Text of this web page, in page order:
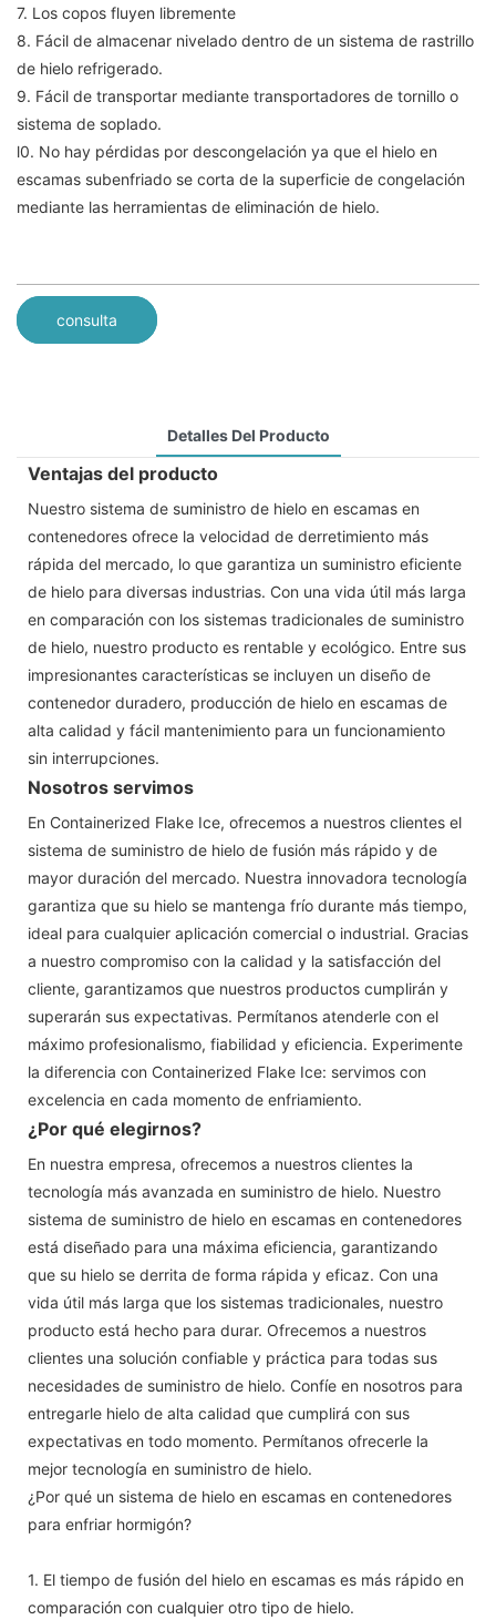
7. Los copos fluyen libremente
8. Fácil de almacenar nivelado dentro de un sistema de rastrillo
de hielo refrigerado.
9. Fácil de transportar mediante transportadores de tornillo o
sistema de soplado.
l0. No hay pérdidas por descongelación ya que el hielo en
escamas subenfriado se corta de la superficie de congelación
mediante las herramientas de eliminación de hielo.
consulta
Detalles Del Producto
Ventajas del producto
Nuestro sistema de suministro de hielo en escamas en
contenedores ofrece la velocidad de derretimiento más
rápida del mercado, lo que garantiza un suministro eficiente
de hielo para diversas industrias. Con una vida útil más larga
en comparación con los sistemas tradicionales de suministro
de hielo, nuestro producto es rentable y ecológico. Entre sus
impresionantes características se incluyen un diseño de
contenedor duradero, producción de hielo en escamas de
alta calidad y fácil mantenimiento para un funcionamiento
sin interrupciones.
Nosotros servimos
En Containerized Flake Ice, ofrecemos a nuestros clientes el
sistema de suministro de hielo de fusión más rápido y de
mayor duración del mercado. Nuestra innovadora tecnología
garantiza que su hielo se mantenga frío durante más tiempo,
ideal para cualquier aplicación comercial o industrial. Gracias
a nuestro compromiso con la calidad y la satisfacción del
cliente, garantizamos que nuestros productos cumplirán y
superarán sus expectativas. Permítanos atenderle con el
máximo profesionalismo, fiabilidad y eficiencia. Experimente
la diferencia con Containerized Flake Ice: servimos con
excelencia en cada momento de enfriamiento.
¿Por qué elegirnos?
En nuestra empresa, ofrecemos a nuestros clientes la
tecnología más avanzada en suministro de hielo. Nuestro
sistema de suministro de hielo en escamas en contenedores
está diseñado para una máxima eficiencia, garantizando
que su hielo se derrita de forma rápida y eficaz. Con una
vida útil más larga que los sistemas tradicionales, nuestro
producto está hecho para durar. Ofrecemos a nuestros
clientes una solución confiable y práctica para todas sus
necesidades de suministro de hielo. Confíe en nosotros para
entregarle hielo de alta calidad que cumplirá con sus
expectativas en todo momento. Permítanos ofrecerle la
mejor tecnología en suministro de hielo.
¿Por qué un sistema de hielo en escamas en contenedores
para enfriar hormigón?
1. El tiempo de fusión del hielo en escamas es más rápido en
comparación con cualquier otro tipo de hielo.